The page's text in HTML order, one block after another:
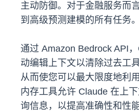
主动防御。对于金融服务而
到高级预测建模的所有任务。
通过 Amazon Bedrock API
动编辑上下文以清除过去工
从而使您可以最大限度地利
内存工具允许 Claude 在上
询信息，以提高准确性和性能